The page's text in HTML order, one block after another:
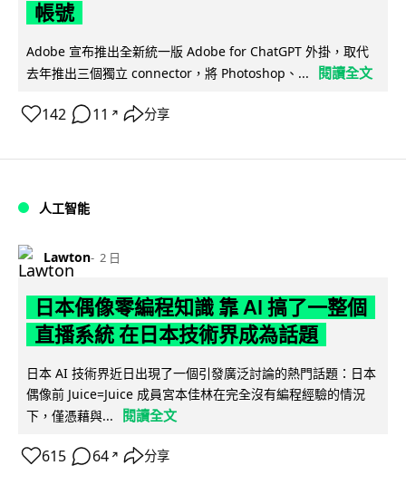
帳號
Adobe 宣布推出全新統一版 Adobe for ChatGPT 外掛，取代
去年推出三個獨立 connector，將 Photoshop、...
閱讀全文
142 11 ↗ 分享
人工智能
Lawton 2 日
日本偶像零編程知識 靠 AI 搞了一整個
直播系統 在日本技術界成為話題
日本 AI 技術界近日出現了一個引發廣泛討論的熱門話題：日本
偶像前 Juice=Juice 成員宮本佳林在完全沒有編程經驗的情況
下，僅憑藉與...
閱讀全文
615 64 ↗ 分享